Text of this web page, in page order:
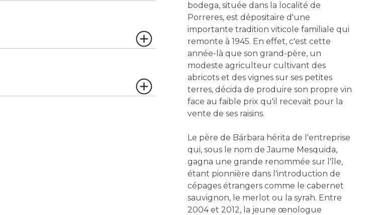
bodega, située dans la localité de
Porreres, est dépositaire d'une
importante tradition viticole familiale qui
remonte à 1945. En effet, c'est cette
année-là que son grand-père, un
modeste agriculteur cultivant des
abricots et des vignes sur ses petites
terres, décida de produire son propre vin
face au faible prix qu'il recevait pour la
vente de ses raisins.
Le père de Bárbara hérita de l'entreprise
qui, sous le nom de Jaume Mesquida,
gagna une grande renommée sur l'île,
étant pionnière dans l'introduction de
cépages étrangers comme le cabernet
sauvignon, le merlot ou la syrah. Entre
2004 et 2012, la jeune œnologue